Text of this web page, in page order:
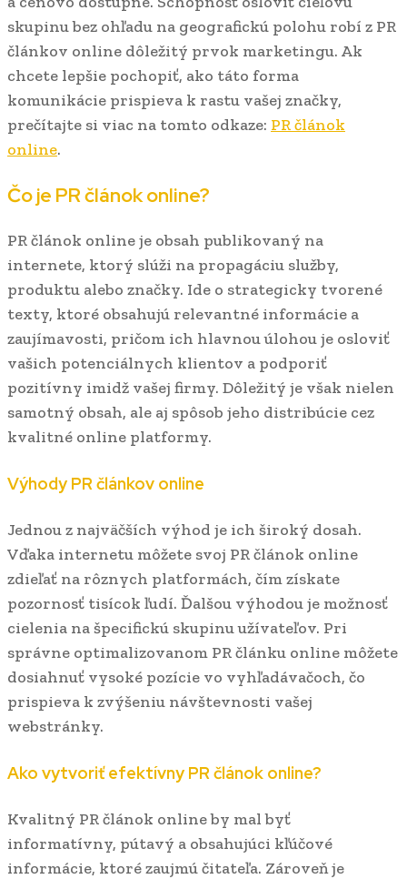
skupinu bez ohľadu na geografickú polohu robí z PR
článkov online dôležitý prvok marketingu. Ak
chcete lepšie pochopiť, ako táto forma
komunikácie prispieva k rastu vašej značky,
prečítajte si viac na tomto odkaze: PR článok
online.
Čo je PR článok online?
PR článok online je obsah publikovaný na
internete, ktorý slúži na propagáciu služby,
produktu alebo značky. Ide o strategicky tvorené
texty, ktoré obsahujú relevantné informácie a
zaujímavosti, pričom ich hlavnou úlohou je osloviť
vašich potenciálnych klientov a podporiť
pozitívny imidž vašej firmy. Dôležitý je však nielen
samotný obsah, ale aj spôsob jeho distribúcie cez
kvalitné online platformy.
Výhody PR článkov online
Jednou z najväčších výhod je ich široký dosah.
Vďaka internetu môžete svoj PR článok online
zdieľať na rôznych platformách, čím získate
pozornosť tisícok ľudí. Ďalšou výhodou je možnosť
cielenia na špecifickú skupinu užívateľov. Pri
správne optimalizovanom PR článku online môžete
dosiahnuť vysoké pozície vo vyhľadávačoch, čo
prispieva k zvýšeniu návštevnosti vašej
webstránky.
Ako vytvoriť efektívny PR článok online?
Kvalitný PR článok online by mal byť
informatívny, pútavý a obsahujúci kľúčové
informácie, ktoré zaujmú čitateľa. Zároveň je